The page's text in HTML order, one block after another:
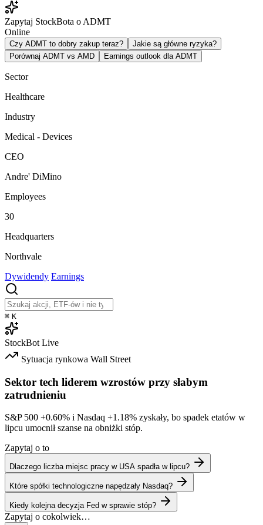
Zapytaj StockBota o ADMT
Online
Czy ADMT to dobry zakup teraz?
Jakie są główne ryzyka?
Porównaj ADMT vs AMD
Earnings outlook dla ADMT
Sector
Healthcare
Industry
Medical - Devices
CEO
Andre' DiMino
Employees
30
Headquarters
Northvale
Dywidendy Earnings
⌘ K
StockBot Live
Sytuacja rynkowa Wall Street
Sektor tech liderem wzrostów przy słabym
zatrudnieniu
S&P 500 +0.60% i Nasdaq +1.18% zyskały, bo spadek etatów w
lipcu umocnił szanse na obniżki stóp.
Zapytaj o to
Dlaczego liczba miejsc pracy w USA spadła w lipcu?
Które spółki technologiczne napędzały Nasdaq?
Kiedy kolejna decyzja Fed w sprawie stóp?